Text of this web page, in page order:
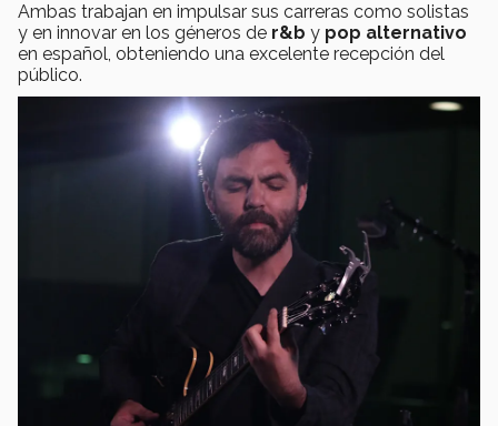
Ambas trabajan en impulsar sus carreras como solistas
y en innovar en los géneros de r&b y pop alternativo
en español, obteniendo una excelente recepción del
público.